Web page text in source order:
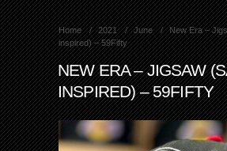
Home 2021 June
New Era –
inspired) – 59Fifty
NEW ERA – JIGSAW
INSPIRED) – 59FIFTY